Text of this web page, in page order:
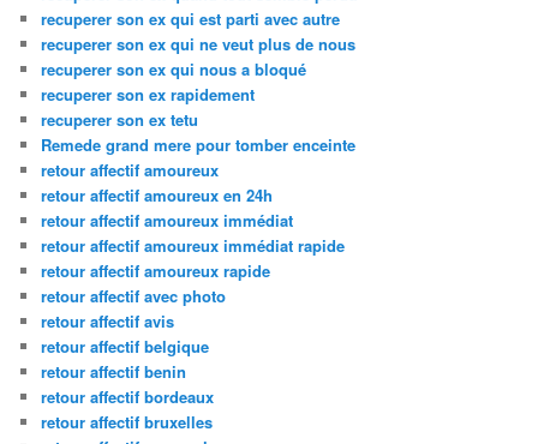
recuperer son ex qui est parti avec autre
recuperer son ex qui ne veut plus de nous
recuperer son ex qui nous a bloqué
recuperer son ex rapidement
recuperer son ex tetu
Remede grand mere pour tomber enceinte
retour affectif amoureux
retour affectif amoureux en 24h
retour affectif amoureux immédiat
retour affectif amoureux immédiat rapide
retour affectif amoureux rapide
retour affectif avec photo
retour affectif avis
retour affectif belgique
retour affectif benin
retour affectif bordeaux
retour affectif bruxelles